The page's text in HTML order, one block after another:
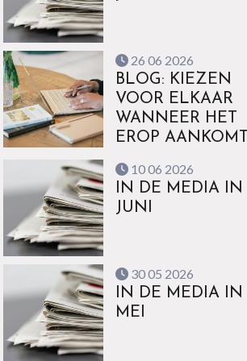
26 06 2026
BLOG: KIEZEN
VOOR ELKAAR
WANNEER HET
EROP AANKOMT
10 06 2026
IN DE MEDIA IN
JUNI
30 05 2026
IN DE MEDIA IN
MEI